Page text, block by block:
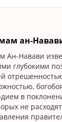
ан-
Ан-Навави
глубокими
в
не